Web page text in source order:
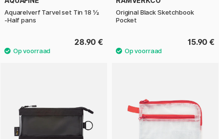
Aquarelverf Tarvel set Tin 18 ½
-Half pans
28.90 €
Original Black Sketchbook
Pocket
15.90 €